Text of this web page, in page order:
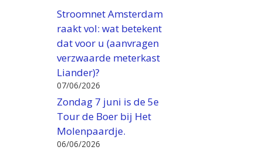
Stroomnet Amsterdam
raakt vol: wat betekent
dat voor u (aanvragen
verzwaarde meterkast
Liander)?
07/06/2026
Zondag 7 juni is de 5e
Tour de Boer bij Het
Molenpaardje.
06/06/2026